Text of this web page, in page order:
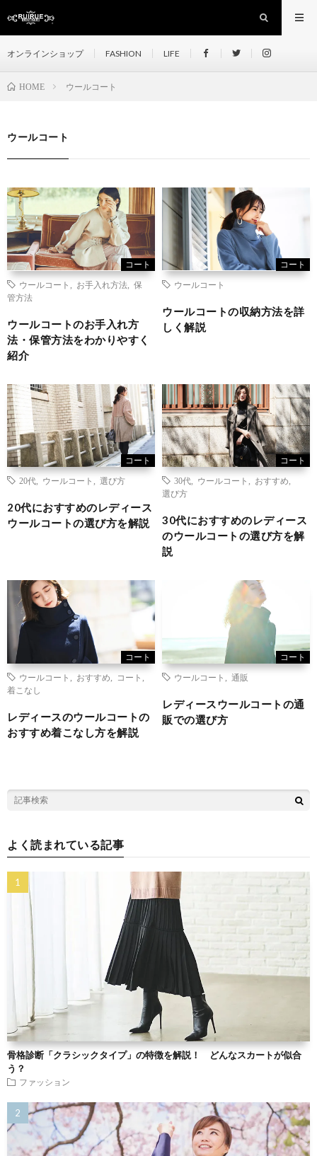
オンラインショップ FASHION LIFE
HOME ウールコート
ウールコート
コート
ウールコート お手入れ方法
保
管方法
ウールコートのお手入れ方
法・保管方法をわかりやすく
紹介
コート
ウールコート
ウールコートの収納方法を詳
しく解説
コート
20代 ウールコート 選び方
20代におすすめのレディース
ウールコートの選び方を解説
コート
30代 ウールコート おすすめ
選び方
30代におすすめのレディース
のウールコートの選び方を解
説
コート
ウールコート おすすめ コート
着こなし
レディースのウールコートの
おすすめ着こなし方を解説
コート
ウールコート 通販
レディースウールコートの通
販での選び方
よく読まれている記事
骨格診断「クラシックタイプ」の特徴を解説！ どんなスカートが似合
う？
ファッション